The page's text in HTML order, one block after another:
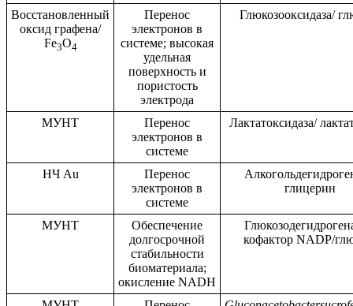
Восстановленный
оксид графена/
Fe3O4
Перенос
электронов в
системе; высокая
удельная
поверхность и
пористость
электрода
Глюкозооксидаза/
МУНТ
Перенос
электронов в
системе
Лактатоксидаза/
НЧ Au
Перенос
электронов в
системе
глицерин
МУНТ
Обеспечение
долгосрочной
стабильности
биоматериала;
окисление NADH
кофактор NADP/